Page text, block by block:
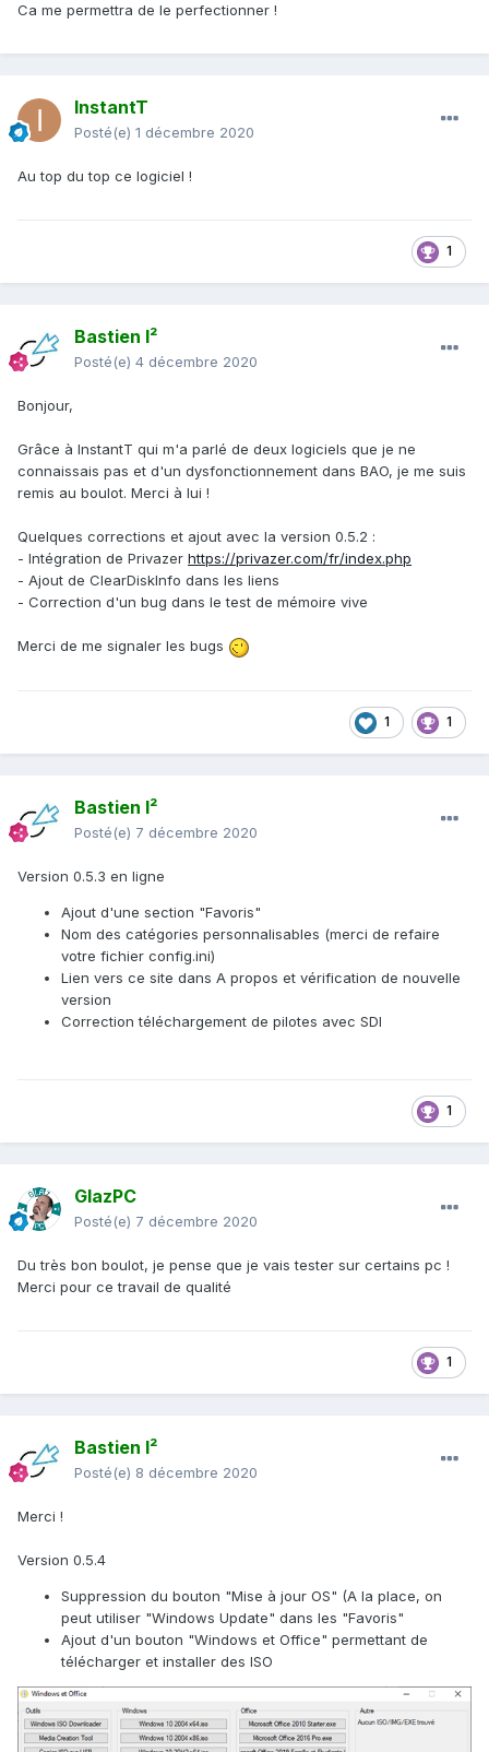
Ca me permettra de le perfectionner !
InstantT
Posté(e) 1 décembre 2020
Au top du top ce logiciel !
1
Bastien I²
Posté(e) 4 décembre 2020
Bonjour,
Grâce à InstantT qui m'a parlé de deux logiciels que je ne
connaissais pas et d'un dysfonctionnement dans BAO, je me suis
remis au boulot. Merci à lui !
Quelques corrections et ajout avec la version 0.5.2 :
- Intégration de Privazer https://privazer.com/fr/index.php
- Ajout de ClearDiskInfo dans les liens
- Correction d'un bug dans le test de mémoire vive
Merci de me signaler les bugs
1 1
Bastien I²
Posté(e) 7 décembre 2020
Version 0.5.3 en ligne
Ajout d'une section "Favoris"
Nom des catégories personnalisables (merci de refaire
votre fichier config.ini)
Lien vers ce site dans A propos et vérification de nouvelle
version
Correction téléchargement de pilotes avec SDI
1
GlazPC
Posté(e) 7 décembre 2020
Du très bon boulot, je pense que je vais tester sur certains pc !
Merci pour ce travail de qualité
1
Bastien I²
Posté(e) 8 décembre 2020
Merci !
Version 0.5.4
Suppression du bouton "Mise à jour OS" (A la place, on
peut utiliser "Windows Update" dans les "Favoris"
Ajout d'un bouton "Windows et Office" permettant de
télécharger et installer des ISO